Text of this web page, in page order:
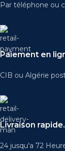
Par téléphone ou
Paiement en
CIB ou Algérie
Livraison rapide.
24 jusqu'a 72